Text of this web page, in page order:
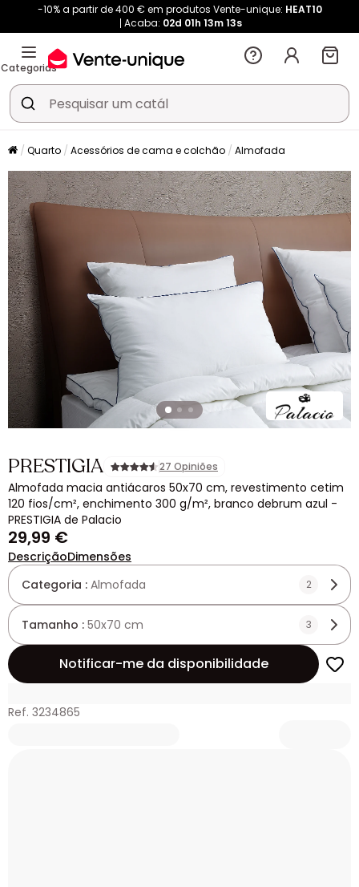
-10% a partir de 400 € em produtos Vente-unique: HEAT10
Acaba: 02d 01h 13m13s
Categorias
Quarto Acessórios de cama e colchão Almofada
PRESTIGIA 27 Opiniões
Almofada macia antiácaros 50x70 cm, revestimento cetim
120 fios/cm², enchimento 300 g/m², branco debrum azul -
PRESTIGIA de Palacio
29,99 €
DescriçãoDimensões
Categoria : Almofada 2
Tamanho : 50x70 cm 3
Notificar-me da disponibilidade
Ref. 3234865